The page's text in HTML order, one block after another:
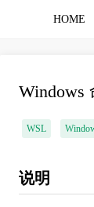
HOME
Windows
WSL
说明